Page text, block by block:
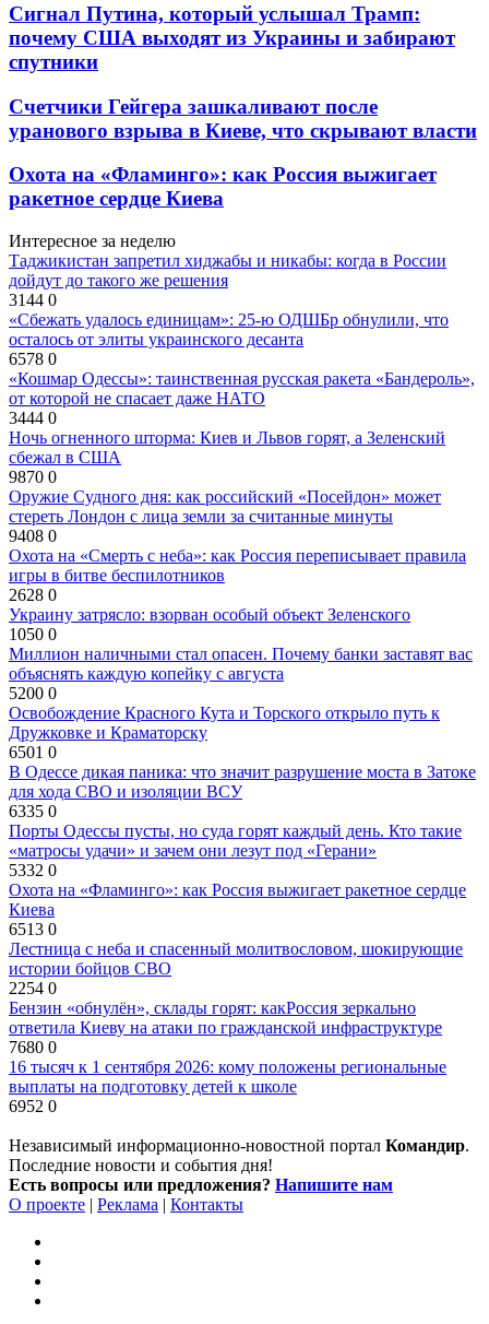
Сигнал Путина, который услышал Трамп:
почему США выходят из Украины и забирают
спутники
Счетчики Гейгера зашкаливают после
уранового взрыва в Киеве, что скрывают власти
Охота на «Фламинго»: как Россия выжигает
ракетное сердце Киева
Интересное за неделю
Таджикистан запретил хиджабы и никабы: когда в России
дойдут до такого же решения
3144 0
«Сбежать удалось единицам»: 25-ю ОДШБр обнулили, что
осталось от элиты украинского десанта
6578 0
«Кошмар Одессы»: таинственная русская ракета «Бандероль»,
от которой не спасает даже НАТО
3444 0
Ночь огненного шторма: Киев и Львов горят, а Зеленский
сбежал в США
9870 0
Оружие Судного дня: как российский «Посейдон» может
стереть Лондон с лица земли за считанные минуты
9408 0
Охота на «Смерть с неба»: как Россия переписывает правила
игры в битве беспилотников
2628 0
Украину затрясло: взорван особый объект Зеленского
1050 0
Миллион наличными стал опасен. Почему банки заставят вас
объяснять каждую копейку с августа
5200 0
Освобождение Красного Кута и Торского открыло путь к
Дружковке и Краматорску
6501 0
В Одессе дикая паника: что значит разрушение моста в Затоке
для хода СВО и изоляции ВСУ
6335 0
Порты Одессы пусты, но суда горят каждый день. Кто такие
«матросы удачи» и зачем они лезут под «Герани»
5332 0
Охота на «Фламинго»: как Россия выжигает ракетное сердце
Киева
6513 0
Лестница с неба и спасенный молитвословом, шокирующие
истории бойцов СВО
2254 0
Бензин «обнулён», склады горят: какРоссия зеркально
ответила Киеву на атаки по гражданской инфраструктуре
7680 0
16 тысяч к 1 сентября 2026: кому положены региональные
выплаты на подготовку детей к школе
6952 0
Независимый информационно-новостной портал Командир.
Последние новости и события дня!
Есть вопросы или предложения? Напишите нам
О проекте | Реклама | Контакты